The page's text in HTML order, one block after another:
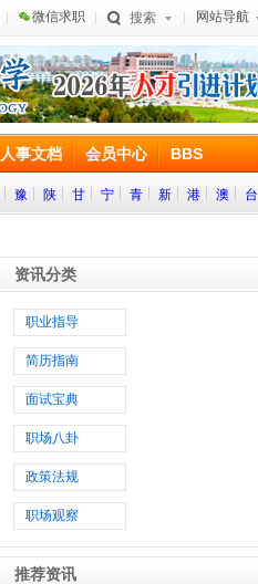
网站导航
搜索
微信求职
人事文档 会员中心 BBS
豫 陕 甘 宁 青 新 港 澳 台
资讯分类
职业指导
简历指南
面试宝典
职场八卦
政策法规
职场观察
推荐资讯